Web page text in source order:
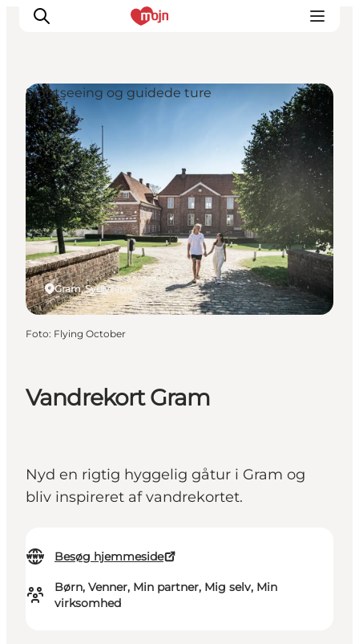
Oplevelser
Byer & Steder
Det sker
Overnatning
Planlæg din ferie
Booking
Vandrekort Gram
Nyd en rigtig hyggelig gåtur i Gram og
bliv inspireret af vandrekortet.
Besøg hjemmeside
Børn, Venner, Min partner, Mig selv, Min
virksomhed
Gram, Sydjylland
Sightseeing og guidede ture
Foto: Flying October